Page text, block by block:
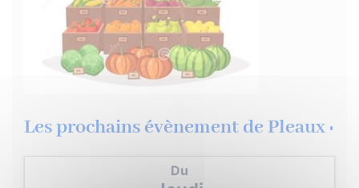
Les prochains évènement de Pleaux :
Du